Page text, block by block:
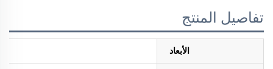
تفاصيل المنتج
الأبعاد